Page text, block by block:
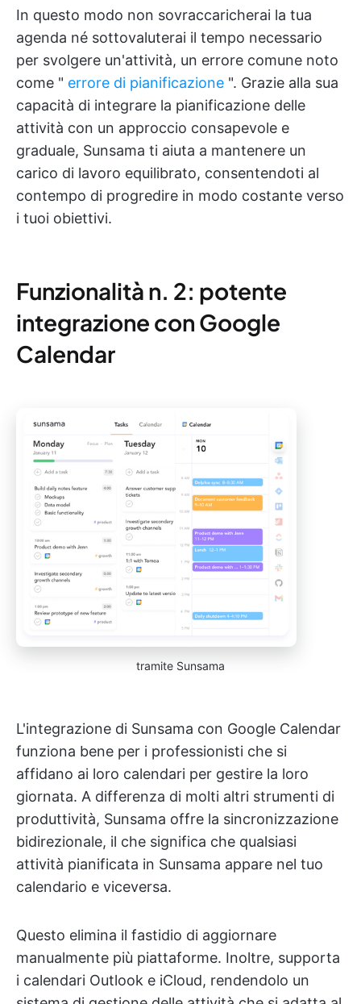
In questo modo non sovraccaricherai la tua
agenda né sottovaluterai il tempo necessario
per svolgere un'attività, un errore comune noto
come " errore di pianificazione ". Grazie alla sua
capacità di integrare la pianificazione delle
attività con un approccio consapevole e
graduale, Sunsama ti aiuta a mantenere un
carico di lavoro equilibrato, consentendoti al
contempo di progredire in modo costante verso
i tuoi obiettivi.
Funzionalità n. 2: potente
integrazione con Google
Calendar
tramite Sunsama
L'integrazione di Sunsama con Google Calendar
funziona bene per i professionisti che si
affidano ai loro calendari per gestire la loro
giornata. A differenza di molti altri strumenti di
produttività, Sunsama offre la sincronizzazione
bidirezionale, il che significa che qualsiasi
attività pianificata in Sunsama appare nel tuo
calendario e viceversa.
Questo elimina il fastidio di aggiornare
manualmente più piattaforme. Inoltre, supporta
i calendari Outlook e iCloud, rendendolo un